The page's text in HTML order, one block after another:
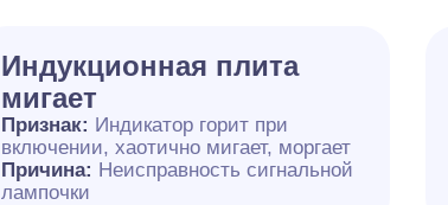
Индукционная плита
мигает
Признак: Индикатор горит при
включении, хаотично мигает, моргает
Причина: Неисправность сигнальной
лампочки